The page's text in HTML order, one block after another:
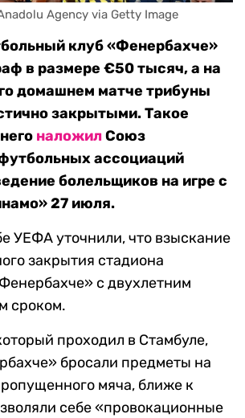
Agency via Getty Image
клуб «Фенербахче»
в размере €50 тысяч, а на
домашнем матче трибуны
закрытыми. Такое
наложилСоюз
ассоциаций
болельщиков на игре с
27 июля.
УЕФА уточнили, что взыскание
закрытия стадиона
с двухлетним
сроком.
проходил в Стамбуле,
бросали предметы на
мяча, ближе к
себе «провокационные